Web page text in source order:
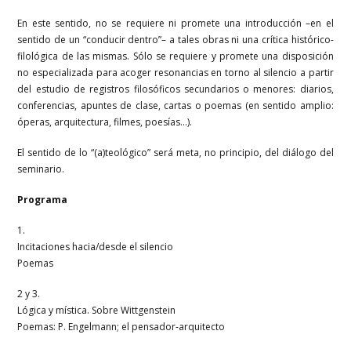
En este sentido, no se requiere ni promete una introducción –en el
sentido de un “conducir dentro”– a tales obras ni una crítica histórico-
filológica de las mismas. Sólo se requiere y promete una disposición
no especializada para acoger resonancias en torno al silencio a partir
del estudio de registros filosóficos secundarios o menores: diarios,
conferencias, apuntes de clase, cartas o poemas (en sentido amplio:
óperas, arquitectura, filmes, poesías…).
El sentido de lo “(a)teológico” será meta, no principio, del diálogo del
seminario.
Programa
1.
Incitaciones hacia/desde el silencio
Poemas
2 y 3.
Lógica y mística. Sobre Wittgenstein
Poemas: P. Engelmann; el pensador-arquitecto